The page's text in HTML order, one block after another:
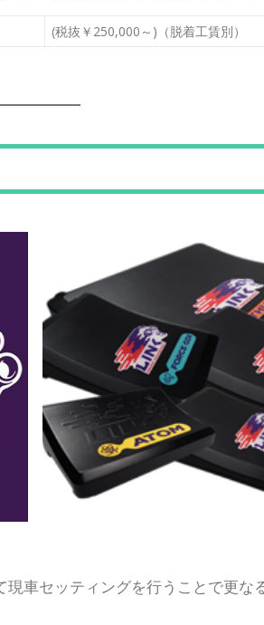
(税抜￥250,000～)（脱着工賃別）
現車セッティングを行うことで更な